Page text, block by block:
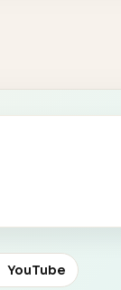
YouTube